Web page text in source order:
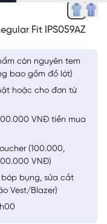
Fit IPS059AZ
còn nguyên tem
bao gồm đồ lót)
hoặc cho đơn từ
VNĐ tiền mua
(100.000,
VNĐ)
bụng, sửa cắt
Vest/Blazer)